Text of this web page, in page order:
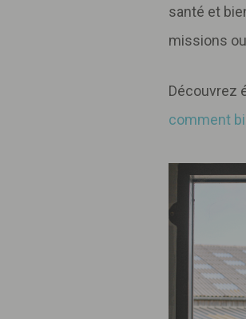
santé et
missions
Découvrez
comment